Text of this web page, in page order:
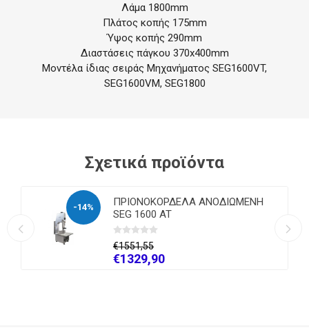
Λάμα 1800mm
Πλάτος κοπής 175mm
Ύψος κοπής 290mm
Διαστάσεις πάγκου 370x400mm
Μοντέλα ίδιας σειράς Μηχανήματος SEG1600VT,
SEG1600VM, SEG1800
Σχετικά προϊόντα
-14%
ΠΡΙΟΝΟΚΟΡΔΕΛΑ ΑΝΟΔΙΩΜΕΝΗ
SEG 1600 AT
€1551,55
€1329,90